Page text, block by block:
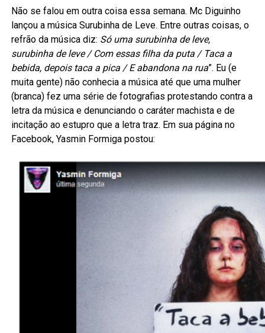
Não se falou em outra coisa essa semana. Mc Diguinho
lançou a música Surubinha de Leve. Entre outras coisas, o
refrão da música diz: Só uma surubinha de leve,
surubinha de leve / Com essas filha da puta / Taca a
bebida, depois taca a pica / E abandona na rua”. Eu (e
muita gente) não conhecia a música até que uma mulher
(branca) fez uma série de fotografias protestando contra a
letra da música e denunciando o caráter machista e de
incitação ao estupro que a letra traz. Em sua página no
Facebook, Yasmin Formiga postou: